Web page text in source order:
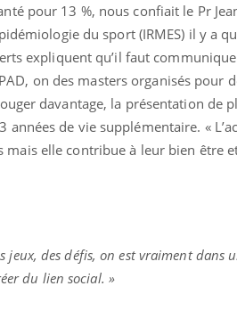
pour 13 %, nous confiait le Pr
du sport (IRMES) il y a
expliquent qu’il faut
on des masters organisés pour
davantage, la présentation de
de vie supplémentaire. «
elle contribue à leur bien être
jeux, des défis, on est vraiment dans
du lien social. »